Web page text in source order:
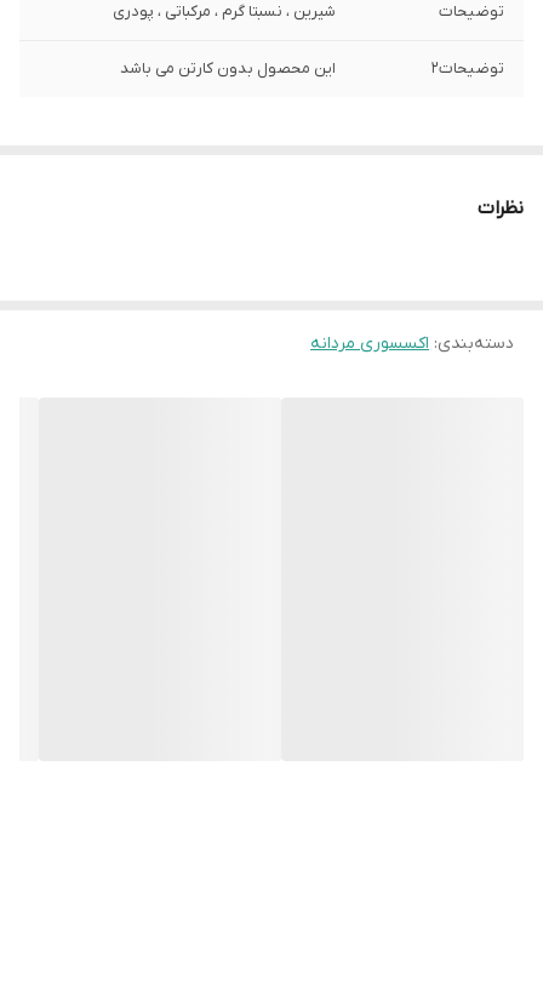
توضیحات شیرین ، نسبتا گرم ، مرکباتی ، پودری
توضیحات2 این محصول بدون کارتن می باشد
نظرات
دسته‌بندی: اکسسوری مردانه